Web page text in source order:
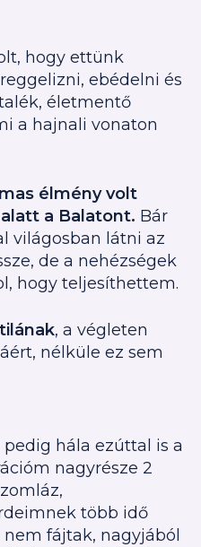
hogy ettünk
ebédelni és
életmentő
a hajnali vonaton
élmény volt
a Balatont. Bár
világosban látni az
de a nehézségek
hogy teljesíthettem.
, a végleten
nélküle ez sem
hála ezúttal is a
nagyrésze 2
több idő
fájtak, nagyjából